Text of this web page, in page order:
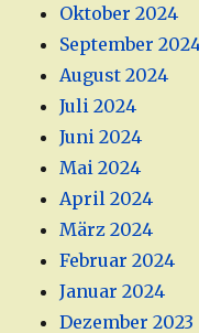
Oktober 2024
September
August 2024
Juli 2024
Juni 2024
Mai 2024
April 2024
März 2024
Februar 2024
Januar 2024
Dezember 2023